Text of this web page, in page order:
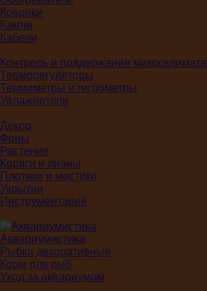
Коврики
Камни
Кабели
Контроль и поддержание микроклимата
Терморегуляторы
Термометры и гигрометры
Увлажнители
Декор
Фоны
Растения
Коряги и лианы
Плотики и мостики
Укрытия
Инструментарий
Аквариумистика
Рыбки декоративные
Корм для рыб
Уход за аквариумом